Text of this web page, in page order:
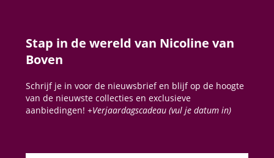
Stap in de wereld van Nicoline van
Boven
Schrijf je in voor de nieuwsbrief en blijf op de hoogte
van de nieuwste collecties en exclusieve
aanbiedingen!+Verjaardagscadeau (vul je datum in)